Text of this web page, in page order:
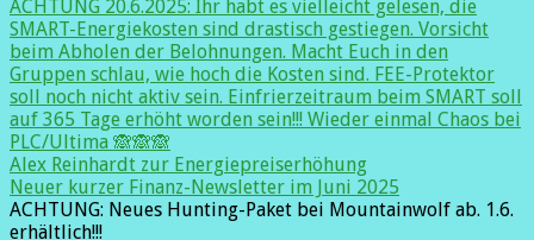
ACHTUNG 20.6.2025: Ihr habt es vielleicht gelesen, die
SMART-Energiekosten sind drastisch gestiegen. Vorsicht
beim Abholen der Belohnungen. Macht Euch in den
Gruppen schlau, wie hoch die Kosten sind. FEE-Protektor
soll noch nicht aktiv sein. Einfrierzeitraum beim SMART soll
auf 365 Tage erhöht worden sein!!! Wieder einmal Chaos bei
PLC/Ultima 🙈🙈🙈
Alex Reinhardt zur Energiepreiserhöhung
Neuer kurzer Finanz-Newsletter im Juni 2025
ACHTUNG: Neues Hunting-Paket bei Mountainwolf ab. 1.6.
erhältlich!!!